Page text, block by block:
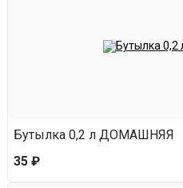
Бутылка 0,2 л ДОМАШНЯЯ
35 ₽